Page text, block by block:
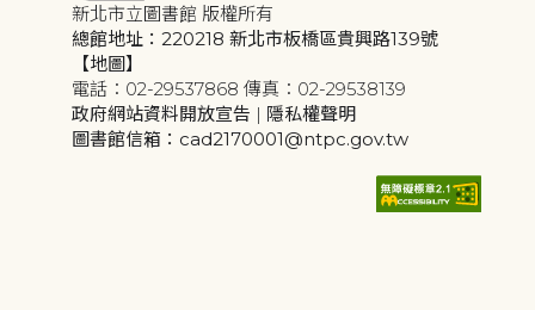
新北市立圖書館 版權所有
總館地址：220218 新北市板橋區貴興路139號
【地圖】
電話：02-29537868 傳真：02-29538139
政府網站資料開放宣告 | 隱私權聲明
圖書館信箱：cad2170001@ntpc.gov.tw